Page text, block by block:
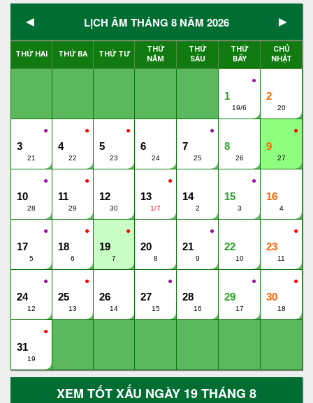
◄ LỊCH ÂM THÁNG 8 NĂM 2026 ►
THỨ HAI THỨ BA THỨ TƯ
THỨ
NĂM
THỨ
SÁU
THỨ
BẨY
CHỦ
NHẬT
●
1
19/6
2
20
●
3
21
●
4
22
●
5
23
6
24
●
7
25
8
26
●
9
27
●
10
28
●
11
29
12
30
●
13
1/7
14
2
●
15
3
16
4
●
17
5
●
18
6
●
19
7
20
8
●
21
9
22
10
●
23
11
●
24
12
●
25
13
26
14
●
27
15
28
16
●
29
17
●
30
18
●
31
19
XEM TỐT XẤU NGÀY 19 THÁNG 8